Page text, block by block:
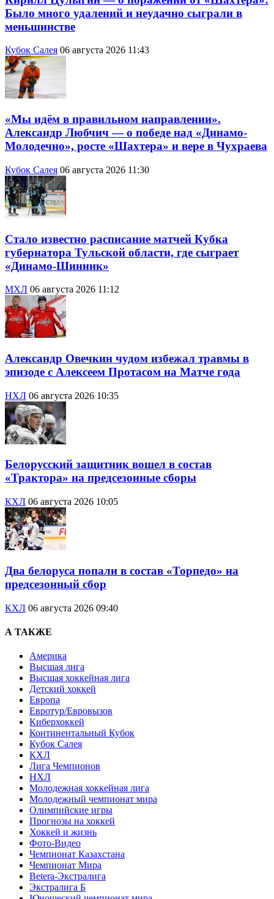
Было много удалений и неудачно сыграли в
меньшинстве
Кубок Салея 06 августа 2026 11:43
«Мы идём в правильном направлении».
Александр Любчич — о победе над «Динамо-
Молодечно», росте «Шахтера» и вере в Чухраева
Кубок Салея 06 августа 2026 11:30
Стало известно расписание матчей Кубка
губернатора Тульской области, где сыграет
«Динамо-Шинник»
МХЛ 06 августа 2026 11:12
Александр Овечкин чудом избежал травмы в
эпизоде с Алексеем Протасом на Матче года
НХЛ 06 августа 2026 10:35
Белорусский защитник вошел в состав
«Трактора» на предсезонные сборы
КХЛ 06 августа 2026 10:05
Два белоруса попали в состав «Торпедо» на
предсезонный сбор
КХЛ 06 августа 2026 09:40
А ТАКЖЕ
Америка
Высшая лига
Высшая хоккейная лига
Детский хоккей
Европа
Евротур/Евровызов
Киберхоккей
Континентальный Кубок
Кубок Салея
КХЛ
Лига Чемпионов
НХЛ
Молодежная хоккейная лига
Молодежный чемпионат мира
Олимпийские игры
Прогнозы на хоккей
Хоккей и жизнь
Фото-Видео
Чемпионат Казахстана
Чемпионат Мира
Betera-Экстралига
Экстралига Б